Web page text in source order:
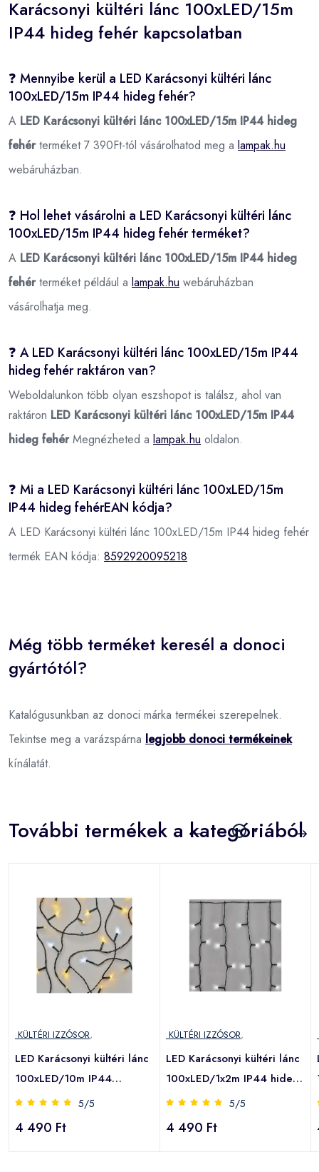
Karácsonyi kültéri lánc 100xLED/15m
IP44 hideg fehér kapcsolatban
❓ Mennyibe kerül a LED Karácsonyi kültéri lánc
100xLED/15m IP44 hideg fehér?
A LED Karácsonyi kültéri lánc 100xLED/15m IP44 hideg
fehérterméket 7 390Ft-tól vásárolhatod meg a lampak.hu
webáruházban.
❓ Hol lehet vásárolni a LED Karácsonyi kültéri lánc
100xLED/15m IP44 hideg fehér terméket?
A LED Karácsonyi kültéri lánc 100xLED/15m IP44 hideg
fehérterméket például a lampak.hu webáruházban
vásárolhatja meg.
❓ A LED Karácsonyi kültéri lánc 100xLED/15m IP44
hideg fehér raktáron van?
Weboldalunkon több olyan eszshopot is találsz, ahol van
raktáron LED Karácsonyi kültéri lánc 100xLED/15m IP44
hideg fehérMegnézheted a lampak.hu oldalon.
❓ Mi a LED Karácsonyi kültéri lánc 100xLED/15m
IP44 hideg fehérEAN kódja?
A LED Karácsonyi kültéri lánc 100xLED/15m IP44 hideg fehér
termék EAN kódja: 8592920095218
Még több terméket keresél a donoci
gyártótól?
Katalógusunkban az donoci márka termékei szerepelnek.
Tekintse meg a varázspárna legjobb donoci termékeinek
kínálatát.
További termékek a kategóriából
KÜLTÉRI IZZÓSOR,
LED Karácsonyi kültéri lánc
100xLED/10m IP44
meleg/hideg fehér
5/5
4 490 Ft
KÜLTÉRI IZZÓSOR,
LED Karácsonyi kültéri lánc
100xLED/1x2m IP44 hideg
fehér
5/5
4 490 Ft